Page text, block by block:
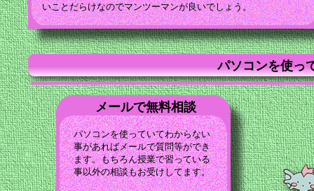
いことだらけなのでマンツーマンが良いでしょう。
パソコンを使っ
メールで無料相談
パソコンを使っていてわからない
事があればメールで質問等ができ
ます。もちろん授業で習っている
事以外の相談もお受けしてます。